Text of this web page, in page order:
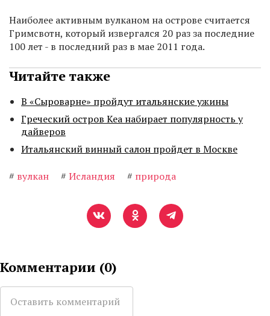
Наиболее активным вулканом на острове считается
Гримсвотн, который извергался 20 раз за последние
100 лет - в последний раз в мае 2011 года.
Читайте также
В «Сыроварне» пройдут итальянские ужины
Греческий остров Кеа набирает популярность у
дайверов
Итальянский винный салон пройдет в Москве
# вулкан # Исландия # природа
Комментарии (0)